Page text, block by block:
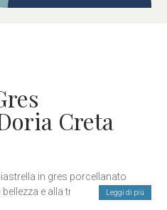
Creta
in gres porcellanato
e alla tranquillità delle
Leggi di più